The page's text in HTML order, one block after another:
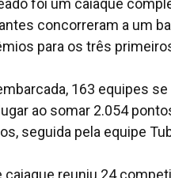
foi um caiaque
concorreram a um
para os três
163 equipes
ao somar 2.054
seguida pela equipe
reuniu 24